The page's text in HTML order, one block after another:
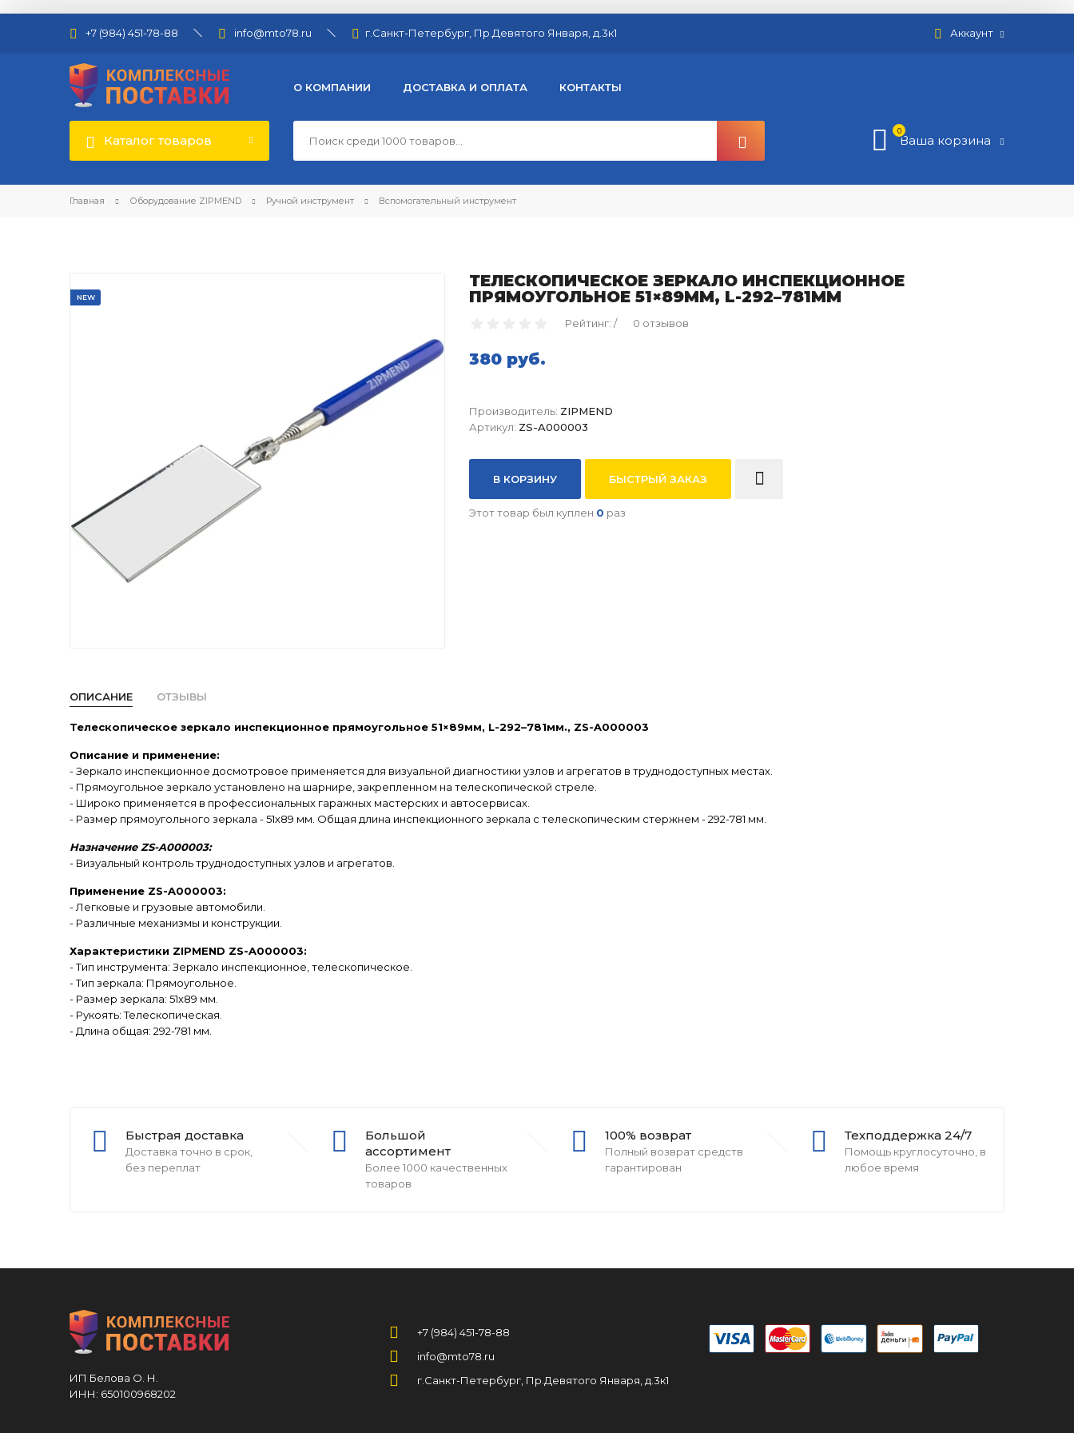
+7 (984) 451-78-88 info@mto78.ru г.Санкт-Петербург, Пр.Девятого Января, д.3к1 Аккаунт
О КОМПАНИИ ДОСТАВКА И ОПЛАТА КОНТАКТЫ
Каталог товаров
0
Ваша корзина
Главная Оборудование ZIPMEND Ручной инструмент Вспомогательный инструмент
NEW
ТЕЛЕСКОПИЧЕСКОЕ ЗЕРКАЛО ИНСПЕКЦИОННОЕ
ПРЯМОУГОЛЬНОЕ 51×89ММ, L-292–781ММ
Рейтинг: / 0 отзывов
380 руб.
Производитель: ZIPMEND
Артикул: ZS-A000003
В КОРЗИНУ БЫСТРЫЙ ЗАКАЗ
Этот товар был куплен 0 раз
ОПИСАНИЕ ОТЗЫВЫ
Телескопическое зеркало инспекционное прямоугольное 51×89мм, L-292–781мм., ZS-A000003
Описание и применение:
- Зеркало инспекционное досмотровое применяется для визуальной диагностики узлов и агрегатов в труднодоступных местах.
- Прямоугольное зеркало установлено на шарнире, закрепленном на телескопической стреле.
- Широко применяется в профессиональных гаражных мастерских и автосервисах.
- Размер прямоугольного зеркала - 51х89 мм. Общая длина инспекционного зеркала с телескопическим стержнем - 292-781 мм.
Назначение ZS-A000003:
- Визуальный контроль труднодоступных узлов и агрегатов.
Применение ZS-A000003:
- Легковые и грузовые автомобили.
- Различные механизмы и конструкции.
Характеристики ZIPMEND ZS-A000003:
- Тип инструмента: Зеркало инспекционное, телескопическое.
- Тип зеркала: Прямоугольное.
- Размер зеркала: 51х89 мм.
- Рукоять: Телескопическая.
- Длина общая: 292-781 мм.
Быстрая доставка
Доставка точно в срок,
без переплат
Большой
ассортимент
Более 1000 качественных
товаров
100% возврат
Полный возврат средств
гарантирован
Техподдержка 24/7
Помощь круглосуточно, в
любое время
ИП Белова О. Н.
ИНН: 650100968202
+7 (984) 451-78-88
info@mto78.ru
г.Санкт-Петербург, Пр.Девятого Января, д.3к1